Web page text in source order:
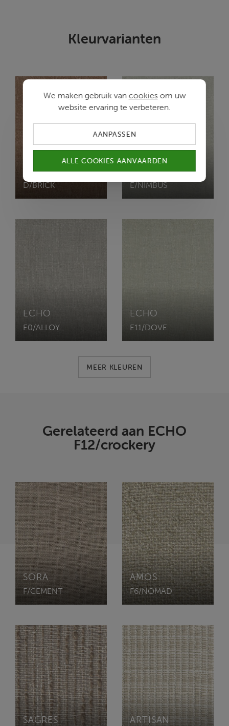
Kleurvarianten
ECHO
D/BRICK
ECHO
E/NIMBUS
ECHO
E0/ALLOY
ECHO
E11/DOVE
MEER KLEUREN
Gerelateerd aan ECHO
F12/crockery
SORA
F/CEMENT
AMOS
F6/NOMAD
SAGRES ARTISAN
We maken gebruik van cookiesom uw
website ervaring te verbeteren.
AANPASSEN
ALLE COOKIES AANVAARDEN